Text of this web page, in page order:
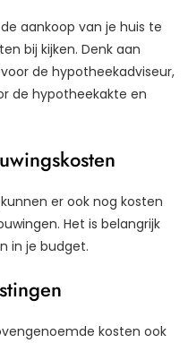
aankoop van je huis te
bij kijken. Denk aan
de hypotheekadviseur,
de hypotheekakte en
er ook nog kosten
Het is belangrijk
in je budget.
kosten ook